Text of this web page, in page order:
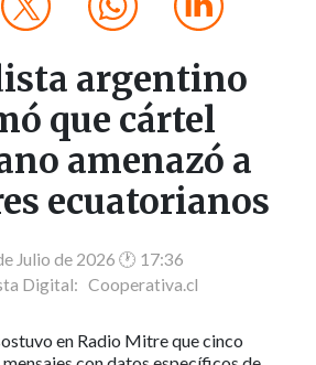
argentino
que cártel
amenazó a
ecuatorianos
Julio de 2026 🕐 17:36
Digital: Cooperativa.cl
en Radio Mitre que cinco